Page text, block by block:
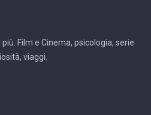
Film e Cinema, psicologia, serie
viaggi.